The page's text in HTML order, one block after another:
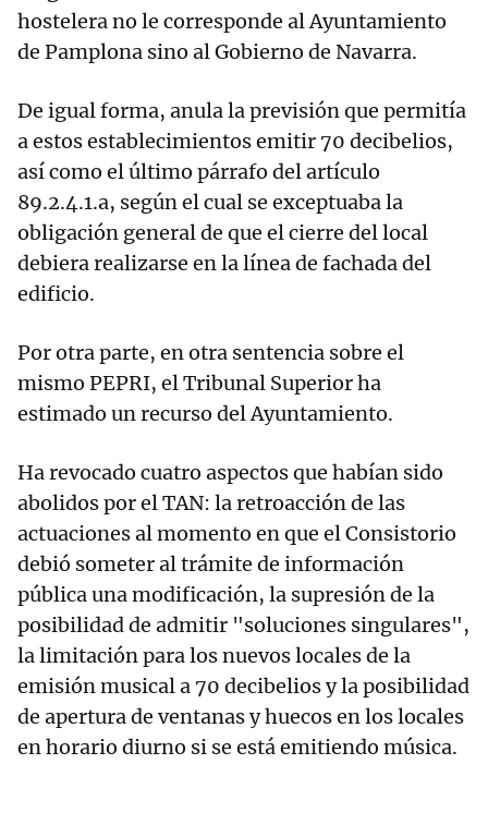
hostelera no le corresponde al Ayuntamiento
de Pamplona sino al Gobierno de Navarra.
De igual forma, anula la previsión que permitía
a estos establecimientos emitir 70 decibelios,
así como el último párrafo del artículo
89.2.4.1.a, según el cual se exceptuaba la
obligación general de que el cierre del local
debiera realizarse en la línea de fachada del
edificio.
Por otra parte, en otra sentencia sobre el
mismo PEPRI, el Tribunal Superior ha
estimado un recurso del Ayuntamiento.
Ha revocado cuatro aspectos que habían sido
abolidos por el TAN: la retroacción de las
actuaciones al momento en que el Consistorio
debió someter al trámite de información
pública una modificación, la supresión de la
posibilidad de admitir "soluciones singulares",
la limitación para los nuevos locales de la
emisión musical a 70 decibelios y la posibilidad
de apertura de ventanas y huecos en los locales
en horario diurno si se está emitiendo música.